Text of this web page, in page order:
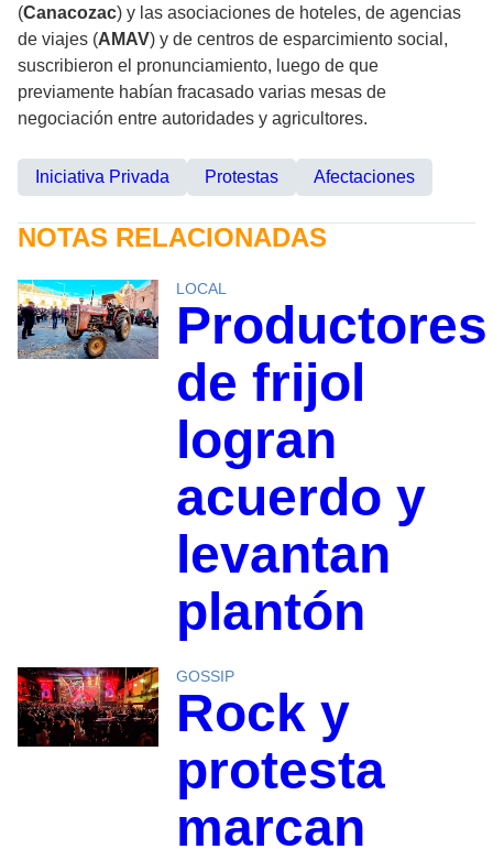
(Canacozac) y las asociaciones de hoteles, de agencias
de viajes (AMAV) y de centros de esparcimiento social,
suscribieron el pronunciamiento, luego de que
previamente habían fracasado varias mesas de
negociación entre autoridades y agricultores.
Iniciativa Privada Protestas Afectaciones
NOTAS RELACIONADAS
LOCAL
Productores
de frijol
logran
acuerdo y
levantan
plantón
GOSSIP
Rock y
protesta
marcan